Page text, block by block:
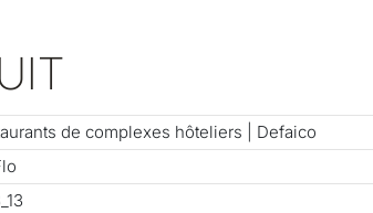
de complexes hôteliers | Defaico